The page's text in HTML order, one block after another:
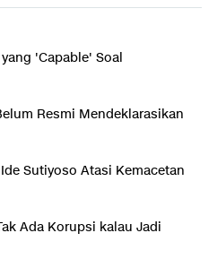
'Capable' Soal
Resmi Mendeklarasikan
Sutiyoso Atasi Kemacetan
Ada Korupsi kalau Jadi